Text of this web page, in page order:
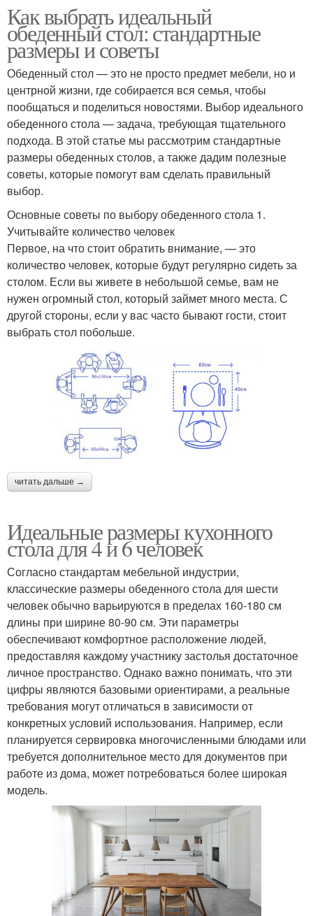
Как выбрать идеальный
обеденный стол: стандартные
размеры и советы
Обеденный стол — это не просто предмет мебели, но и
центрной жизни, где собирается вся семья, чтобы
пообщаться и поделиться новостями. Выбор идеального
обеденного стола — задача, требующая тщательного
подхода. В этой статье мы рассмотрим стандартные
размеры обеденных столов, а также дадим полезные
советы, которые помогут вам сделать правильный
выбор.
Основные советы по выбору обеденного стола 1.
Учитывайте количество человек
Первое, на что стоит обратить внимание, — это
количество человек, которые будут регулярно сидеть за
столом. Если вы живете в небольшой семье, вам не
нужен огромный стол, который займет много места. С
другой стороны, если у вас часто бывают гости, стоит
выбрать стол побольше.
читать дальше →
Идеальные размеры кухонного
стола для 4 и 6 человек
Согласно стандартам мебельной индустрии,
классические размеры обеденного стола для шести
человек обычно варьируются в пределах 160-180 см
длины при ширине 80-90 см. Эти параметры
обеспечивают комфортное расположение людей,
предоставляя каждому участнику застолья достаточное
личное пространство. Однако важно понимать, что эти
цифры являются базовыми ориентирами, а реальные
требования могут отличаться в зависимости от
конкретных условий использования. Например, если
планируется сервировка многочисленными блюдами или
требуется дополнительное место для документов при
работе из дома, может потребоваться более широкая
модель.